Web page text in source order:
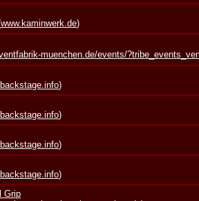
www.kaminwerk.de)
muenchen.de/events/
)
)
)
)
Grip